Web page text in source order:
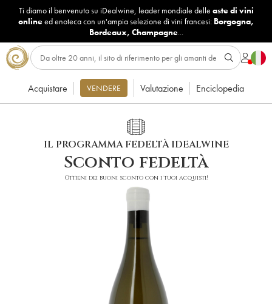
Ti diamo il benvenuto su iDealwine, leader mondiale delle aste di vini
onlineed enoteca con un'ampia selezione di vini francesi: Borgogna,
Bordeaux, Champagne...
Acquistare VENDERE Valutazione Enciclopedia
IL PROGRAMMA FEDELTÀ IDEALWINE
Sconto fedeltà
Ottieni dei buoni sconto con i tuoi acquisti!